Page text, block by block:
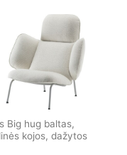
Big hug baltas,
kojos, dažytos